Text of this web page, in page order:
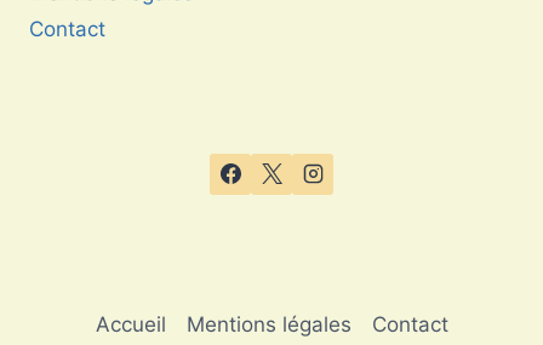
Contact
Accueil Mentions légales Contact